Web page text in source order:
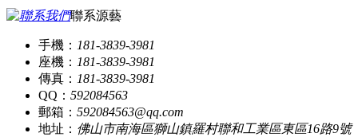
聯系源藝
手機： 181-3839-3981
座機： 181-3839-3981
傳真： 181-3839-3981
QQ： 592084563
郵箱： 592084563@qq.com
地址： 佛山市南海區獅山鎮羅村聯和工業區東區16路9號